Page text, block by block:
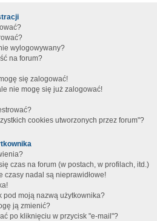
wylogowywany?
na forum?
się zalogować!
nie mogę się już zalogować!
cookies utworzonych przez forum"?
czas na forum (w postach, w profilach, itd.)
czasy nadal są nieprawidłowe!
pod moją nazwą użytkownika?
ją zmienić?
po kliknięciu w przycisk "e-mail"?